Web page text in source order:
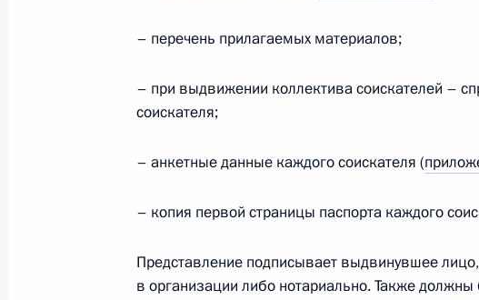
21 октября 2020 года, 17:00
Подписан Указ о присвоении звания Героя
– перечень прилагаемых материалов;
– при выдвижении коллектива соискателей –
соискателя;
– анкетные данные каждого соискателя (
– копия первой страницы паспорта каждого
Представление подписывает выдвинувшее лицо,
в организации либо нотариально. Также